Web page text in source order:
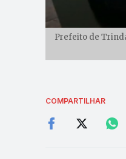
Prefeito de
COMPARTILHAR